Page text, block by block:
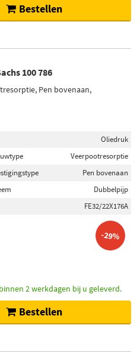
(10)
Bestellen
100 786
Pen bovenaan,
Oliedruk
Veerpootresorptie
Pen bovenaan
Dubbelpijp
FE32/22X176A
-29%
2 werkdagen bij u geleverd.
Bestellen